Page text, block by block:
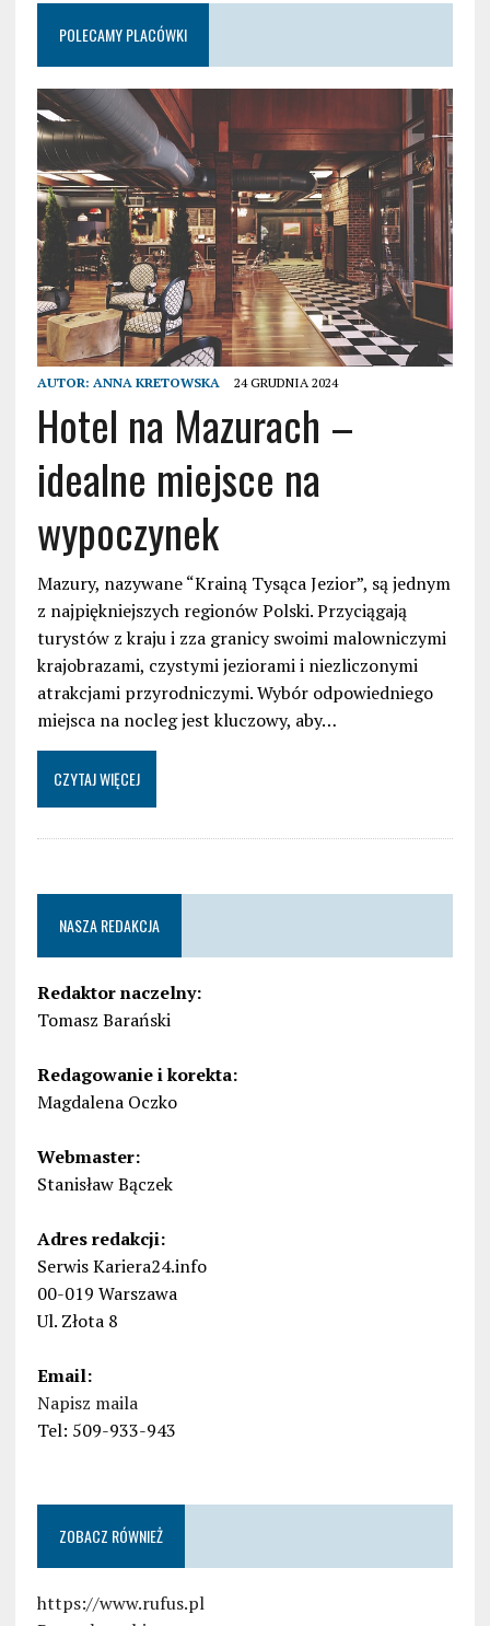
POLECAMY PLACÓWKI
AUTOR: ANNA KRETOWSKA 24 GRUDNIA 2024
Hotel na Mazurach –
idealne miejsce na
wypoczynek
Mazury, nazywane “Krainą Tysąca Jezior”, są jednym
z najpiękniejszych regionów Polski. Przyciągają
turystów z kraju i zza granicy swoimi malowniczymi
krajobrazami, czystymi jeziorami i niezliczonymi
atrakcjami przyrodniczymi. Wybór odpowiedniego
miejsca na nocleg jest kluczowy, aby…
CZYTAJ WIĘCEJ
NASZA REDAKCJA
Redaktor naczelny:
Tomasz Barański
Redagowanie i korekta:
Magdalena Oczko
Webmaster:
Stanisław Bączek
Adres redakcji:
Serwis Kariera24.info
00-019 Warszawa
Ul. Złota 8
Email:
Napisz maila
Tel: 509-933-943
ZOBACZ RÓWNIEŻ
https://www.rufus.pl